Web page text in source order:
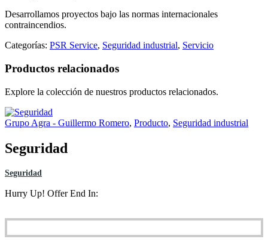
Desarrollamos proyectos bajo las normas internacionales
contraincendios.
Categorías: PSR Service, Seguridad industrial, Servicio
Productos relacionados
Explore la colección de nuestros productos relacionados.
Grupo Agra - Guillermo Romero, Producto, Seguridad industrial
Seguridad
Seguridad
Hurry Up! Offer End In: